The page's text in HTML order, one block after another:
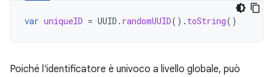
var uniqueID = UUID . randomUUID(). toString()
Poiché l'identificatore è univoco a livello globale, può